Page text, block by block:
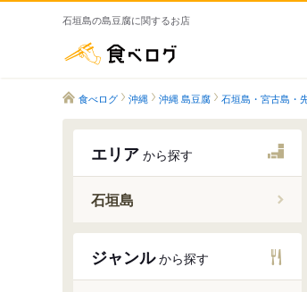
石垣島の島豆腐に関するお店
食べログ 沖縄 沖縄 島豆腐 石垣島・宮古島・
エリア から探す
石垣島
ジャンルから探す